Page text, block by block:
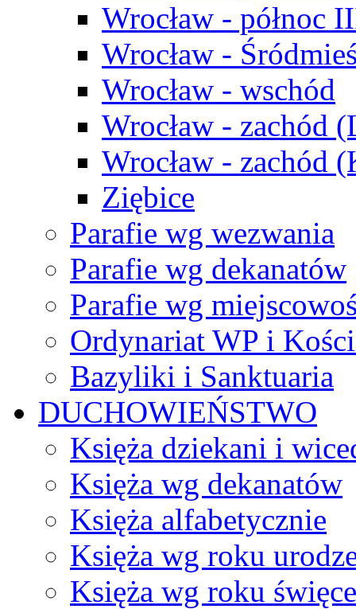
Wrocław - północ
Wrocław -
Wrocław - wschód
Wrocław - zachód
Wrocław - zachód
Ziębice
Parafie wg wezwania
Parafie wg dekanatów
Parafie wg
Ordynariat WP i
Bazyliki i Sanktuaria
DUCHOWIEŃSTWO
Księża dziekani i
Księża wg dekanatów
Księża alfabetycznie
Księża wg roku
Księża wg roku